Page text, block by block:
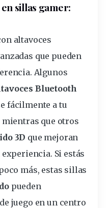
sillas gamer:
altavoces
que pueden
Algunos
Bluetooth
fácilmente a tu
mientras que otros
3D que mejoran
Si estás
más, estas sillas
pueden
juego en un centro